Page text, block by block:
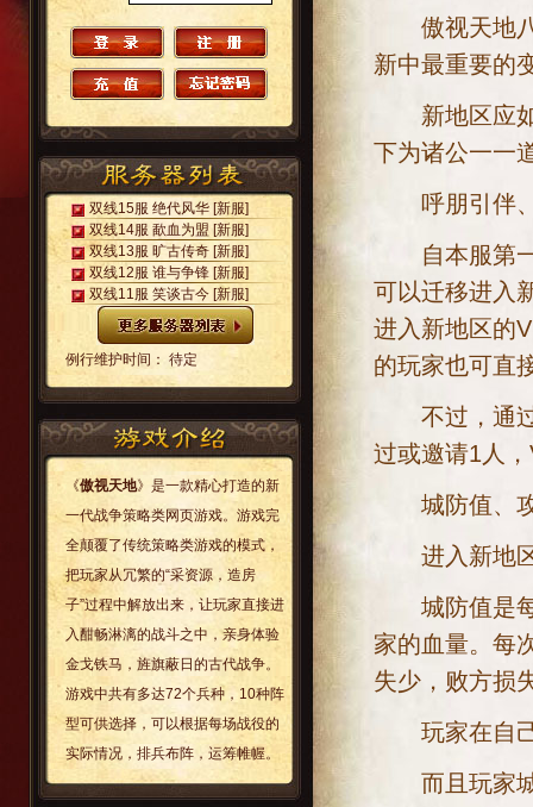
双线15服 绝代风华 [新服]
双线14服 歃血为盟 [新服]
双线13服 旷古传奇 [新服]
双线12服 谁与争锋 [新服]
双线11服 笑谈古今 [新服]
例行维护时间： 待定
《傲视天地》是一款精心打造的新
一代战争策略类网页游戏。游戏完
全颠覆了传统策略类游戏的模式，
把玩家从冗繁的“采资源，造房
子”过程中解放出来，让玩家直接进
入酣畅淋漓的战斗之中，亲身体验
金戈铁马，旌旗蔽日的古代战争。
游戏中共有多达72个兵种，10种阵
型可供选择，可以根据每场战役的
实际情况，排兵布阵，运筹帷幄。
傲视天地八
新中最重要的
新地区应如
下为诸公一一
呼朋引伴、
自本服第一
可以迁移进入
进入新地区的
的玩家也可直
不过，通过
过或邀请1人
城防值、攻
进入新地区
城防值是每
家的血量。每
失少，败方损
玩家在自己
而且玩家城